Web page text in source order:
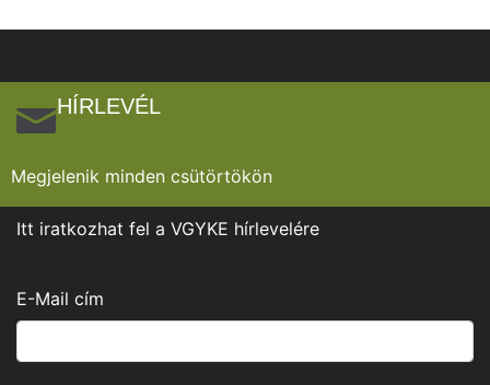
HÍRLEVÉL
Megjelenik minden csütörtökön
Itt iratkozhat fel a VGYKE hírlevelére
E-Mail cím